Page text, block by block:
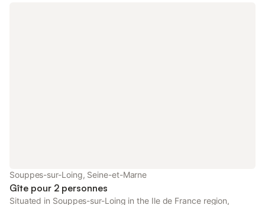
Souppes-sur-Loing, Seine-et-Marne
Gîte pour 2 personnes
Situated in Souppes-sur-Loing in the Ile de France region,